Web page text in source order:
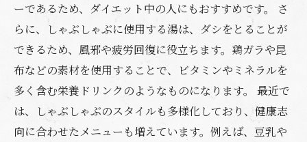
ーであるため、ダイエット中の人にもおすすめです。 さ
らに、しゃぶしゃぶに使用する湯は、ダシをとることが
できるため、風邪や疲労回復に役立ちます。鶏ガラや昆
布などの素材を使用することで、ビタミンやミネラルを
多く含む栄養ドリンクのようなものになります。 最近で
は、しゃぶしゃぶのスタイルも多様化しており、健康志
向に合わせたメニューも増えています。例えば、豆乳や